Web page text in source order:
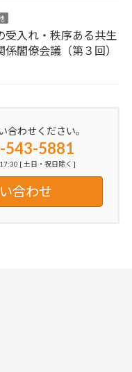
受入れ・秩序ある共生
閣僚会議（第３回）
合わせください。
543-5881
[ 土日・祝日除く ]
合わせ